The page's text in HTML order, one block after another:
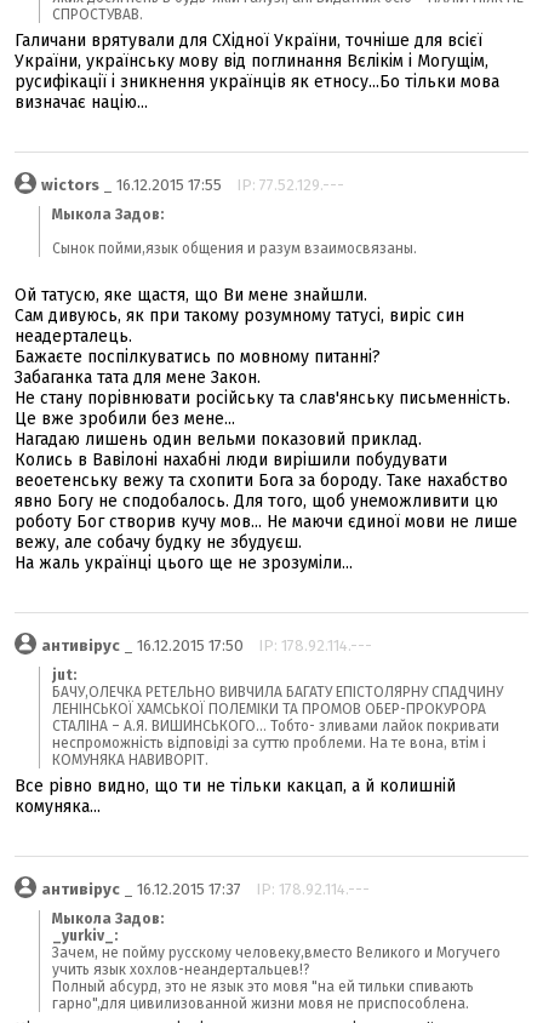
СПРОСТУВАВ.
Галичани врятували для СХідної України, точніше для всієї
України, українську мову від поглинання Вєлікім і Могущім,
русифікації і зникнення українців як етносу...Бо тільки мова
визначає націю...
wictors _ 16.12.2015 17:55 IP: 77.52.129.---
Мыкола Задов:
Сынок пойми,язык общения и разум взаимосвязаны.
Ой татусю, яке щастя, що Ви мене знайшли.
Сам дивуюсь, як при такому розумному татусі, виріс син
неадерталець.
Бажаєте поспілкуватись по мовному питанні?
Забаганка тата для мене Закон.
Не стану порівнювати російську та слав'янську письменність.
Це вже зробили без мене...
Нагадаю лишень один вельми показовий приклад.
Колись в Вавілоні нахабні люди вирішили побудувати
веоетенську вежу та схопити Бога за бороду. Таке нахабство
явно Богу не сподобалось. Для того, щоб унеможливити цю
роботу Бог створив кучу мов... Не маючи єдиної мови не лише
вежу, але собачу будку не збудуєш.
На жаль українці цього ще не зрозуміли...
антивірус _ 16.12.2015 17:50 IP: 178.92.114.---
jut:
БАЧУ,ОЛЕЧКА РЕТЕЛЬНО ВИВЧИЛА БАГАТУ ЕПІСТОЛЯРНУ СПАДЧИНУ
ЛЕНІНСЬКОЇ ХАМСЬКОЇ ПОЛЕМІКИ ТА ПРОМОВ ОБЕР-ПРОКУРОРА
СТАЛІНА – А.Я. ВИШИНСЬКОГО... Тобто- зливами лайок покривати
неспроможність відповіді за суттю проблеми. На те вона, втім і
КОМУНЯКА НАВИВОРІТ.
Все рівно видно, що ти не тільки какцап, а й колишній
комуняка...
антивірус _ 16.12.2015 17:37 IP: 178.92.114.---
Мыкола Задов:
_yurkiv_:
Зачем, не пойму русскому человеку,вместо Великого и Могучего
учить язык хохлов-неандертальцев!?
Полный абсурд, это не язык это мовя "на ей тильки спивають
гарно",для цивилизованной жизни мовя не приспособлена.